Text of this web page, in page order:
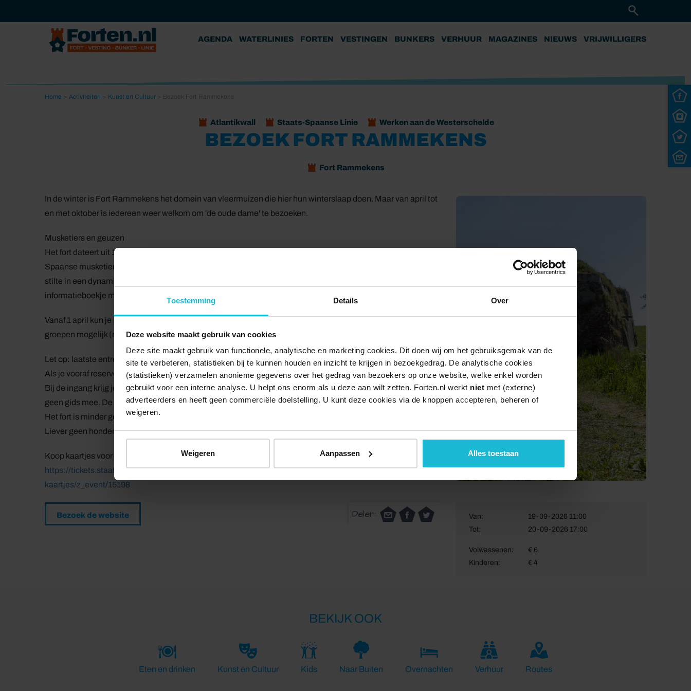
Toestemming Details Over
Deze website maakt gebruik van cookies
Deze site maakt gebruik van functionele, analytische en marketing cookies. Dit doen wij om het gebruiksgemak van de
site te verbeteren, statistieken bij te kunnen houden en inzicht te krijgen in bezoekgedrag. De analytische cookies
(statistieken) verzamelen anonieme gegevens over het gedrag van bezoekers op onze website, welke enkel worden
gebruikt voor een interne analyse. U helpt ons enorm als u deze aan wilt zetten. Forten.nl werkt niet met (externe)
adverteerders en heeft geen commerciële doelstelling. U kunt deze cookies via de knoppen accepteren, beheren of
weigeren.
Weigeren Aanpassen Alles toestaan
AGENDA WATERLINIES FORTEN VESTINGEN BUNKERS VERHUUR MAGAZINES NIEUWS VRIJWILLIGERS
Home Activiteiten Kunst en Cultuur
Atlantikwall Staats-Spaanse Linie Werken aan de Westerschelde
BEZOEK FORT RAMMEKENS
Fort Rammekens
In de winter is Fort Rammekens het domein van vleermuizen die hier hun winterslaap doen. Maar van april tot
en met oktober is iedereen weer welkom om 'de oude dame' te bezoeken.
Musketiers en geuzen
Het fort dateert uit 1547. Binnen de metersdikke muren van het fort vind je sporen van vroegere bewoners:
Spaanse musketiers, watergeuzen, VOC-kooplieden, Franse fusiliers en Duitse soldaten. Het is een plek van
stilte in een dynamische, industriële omgeving, gelegen aan de boorden van de Westerschelde. Met een
informatieboekje maak je zelfstandig een rondwandeling door de tijd. Voor kinderen is er een foto puzzeltocht.
Vanaf 1 april kun je hier toegangskaarten kopen voor Fort Rammekens. Op aanvraag zijn er rondleidingen voor
groepen mogelijk (maximaal 25 deelnemers).
Let op: laatste entree sluit om 16.00
Als je vooraf reserveert, ben je er zeker van dat je naar binnen kunt en hoef je niet in de rij te staan.
Bij de ingang krijg je een informatieboekje met de looproute en informatie over onderdelen van het fort. Er gaat
geen gids mee. De route duurt ongeveer 1,5 uur. Voor kinderen is er een puzzeltocht.
Het fort is minder goed toegankelijk voor mensen met een fysieke beperking.
Liever geen honden.
Koop kaartjes voor Bezoek Fort Rammekens
https://tickets.staatsbosbeheer.nl/staatsbosbeheer/nl/flow_configs/webshop/steps/kies-uw-
kaartjes/z_event/15198
Bezoek de website Delen: Van:
19-09-2026 11:00
Tot:
20-09-2026 17:00
Volwassenen:
€ 6
Kinderen:
€ 4
BEKIJK OOK
Eten en drinken Kunst en Cultuur Kids Naar Buiten Overnachten Verhuur Routes